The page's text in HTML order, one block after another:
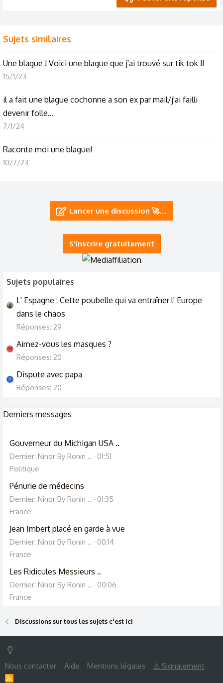
Sujets similaires
Une blague ! Voici une blague que j'ai trouvé sur tik tok !!
15/1/23
il a fait une blague cochonne a son ex par mail/j'ai failli
devenir folle...
7/1/24
Raconte moi une blague!
10/7/23
Une bonne blague
Lancer une discussion 🚀…
S'inscrire gratuitement
Sujets populaires
L' Espagne : Cette poubelle qui va entraîner l' Europe
dans le chaos
Réponses: 29
M Aimez-vous les masques ?
Réponses: 20
U Dispute avec papa
Réponses: 20
Derniers messages
Gouverneur du Michigan USA ..
Dernier: Ninor By Ronin ..
01:51
Politique
Pénurie de médecins
Dernier: Ninor By Ronin ..
01:35
France
Jean Imbert placé en garde à vue
Dernier: Ninor By Ronin ..
00:14
France
Les Ridicules Messieurs ..
Dernier: Ninor By Ronin ..
00:06
France
Discussions sur tous les sujets c'est ici
Nous contacter Aide Mentions légales ⚠ Signalement